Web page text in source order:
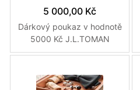
5 000,00 Kč
Dárkový poukaz v hodnotě
5000 Kč J.L.TOMAN